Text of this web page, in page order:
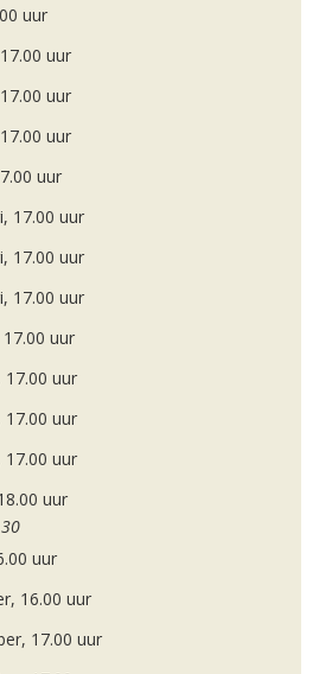
uur
uur
uur
uur
uur
17.00 uur
17.00 uur
17.00 uur
uur
uur
uur
uur
uur
uur
16.00 uur
17.00 uur